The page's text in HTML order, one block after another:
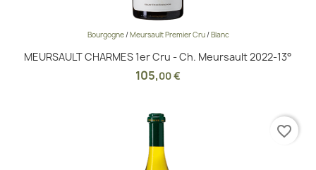
Bourgogne/Meursault Premier Cru/Blanc
MEURSAULT CHARMES 1er Cru - Ch. Meursault 2022-13°
105,00 €
favorite_border